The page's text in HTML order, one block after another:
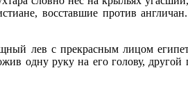
восставшие против
лев с прекрасным лицом
одну руку на его голову, другой